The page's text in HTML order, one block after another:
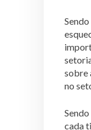
sobre
no
cada